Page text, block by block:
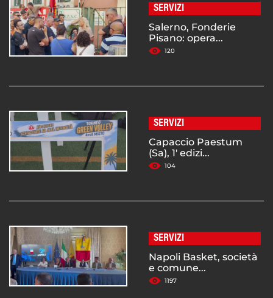
SERVIZI
Salerno, Fonderie
Pisano: opera...
120
SERVIZI
Capaccio Paestum
(Sa), 1' edizi...
104
SERVIZI
Napoli Basket, società
e comune...
1197